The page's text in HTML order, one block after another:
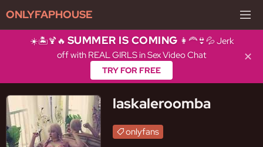
ONLYFAPHOUSE
☀️🏝️🍹🔥 SUMMER IS COMING 👩‍🦰👙💦 Jerk
off with REAL GIRLS in Sex Video Chat
TRY FOR FREE
✕
laskaleroomba
onlyfans